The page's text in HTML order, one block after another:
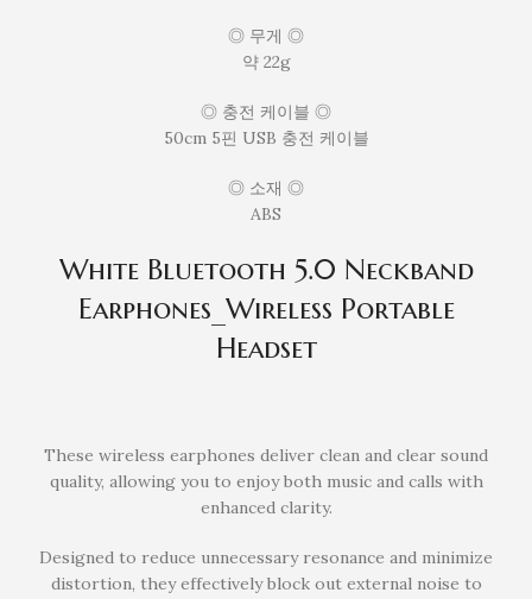
◎ 무게 ◎
약 22g
◎ 충전 케이블 ◎
50cm 5핀 USB 충전 케이블
◎ 소재 ◎
ABS
White Bluetooth 5.0 Neckband
Earphones_Wireless Portable
Headset
These wireless earphones deliver clean and clear sound
quality, allowing you to enjoy both music and calls with
enhanced clarity.
Designed to reduce unnecessary resonance and minimize
distortion, they effectively block out external noise to